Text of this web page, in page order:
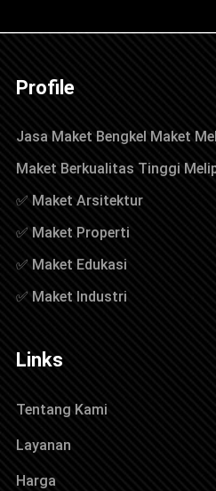
Profile
Jasa Maket Bengkel Maket
Maket Berkualitas Tinggi
✅ Maket Arsitektur
✅ Maket Properti
✅ Maket Edukasi
✅ Maket Industri
Links
Tentang Kami
Layanan
Harga